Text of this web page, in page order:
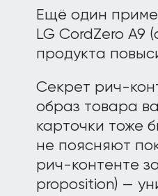
Ещё один
LG CordZero A9
продукта
Секрет рич-
образ товара
карточки тоже
не поясняют
рич-контенте
proposition) —